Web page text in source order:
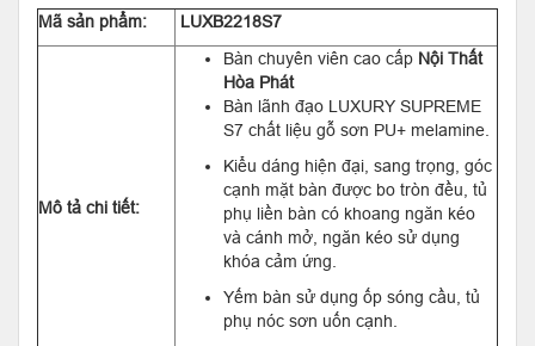
Mã sản phẩm:
LUXB2218S7
Mô tả chi tiết:
Bàn chuyên viên cao cấp Nội Thất
Hòa Phát
Bàn lãnh đạo LUXURY SUPREME
S7 chất liệu gỗ sơn PU+ melamine.
Kiểu dáng hiện đại, sang trọng, góc
cạnh mặt bàn được bo tròn đều, tủ
phụ liền bàn có khoang ngăn kéo
và cánh mở, ngăn kéo sử dụng
khóa cảm ứng.
Yếm bàn sử dụng ốp sóng cầu, tủ
phụ nóc sơn uốn cạnh.